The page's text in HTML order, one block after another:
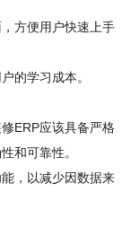
方便用户快速上手
的学习成本。
ERP应该具备严格
和可靠性。
，以减少因数据来